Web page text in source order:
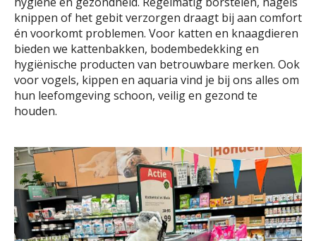
knippen of het gebit verzorgen draagt bij aan comfort
én voorkomt problemen. Voor katten en knaagdieren
bieden we kattenbakken, bodembedekking en
hygiënische producten van betrouwbare merken. Ook
voor vogels, kippen en aquaria vind je bij ons alles om
hun leefomgeving schoon, veilig en gezond te
houden.